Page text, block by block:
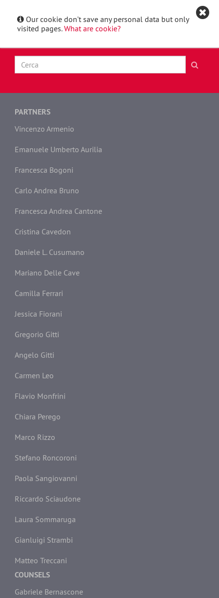
Our cookie don’t save any personal data but only
visited pages.What are cookie?
Italiano
PARTNERS
Vincenzo Armenio
Emanuele Umberto Aurilia
Francesca Bogoni
Carlo Andrea Bruno
Francesca Andrea Cantone
Cristina Cavedon
Daniele L. Cusumano
Mariano Delle Cave
Camilla Ferrari
Jessica Fiorani
Gregorio Gitti
Angelo Gitti
Carmen Leo
Flavio Monfrini
Chiara Perego
Marco Rizzo
Stefano Roncoroni
Paola Sangiovanni
Riccardo Sciaudone
Laura Sommaruga
Gianluigi Strambi
Matteo Treccani
COUNSELS
Gabriele Bernascone